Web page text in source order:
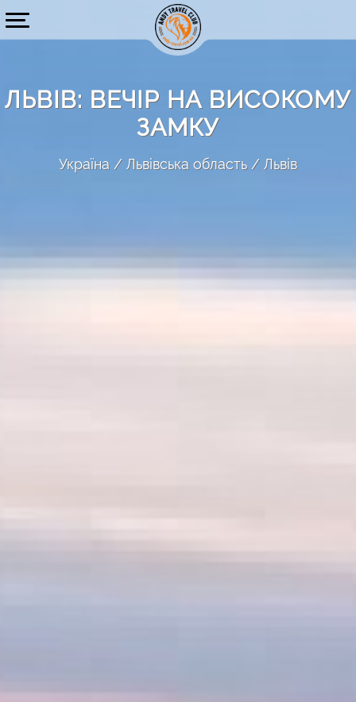
ЛЬВІВ: ВЕЧІР НА ВИСОКОМУ
ЗАМКУ
Україна Львівська область Львів